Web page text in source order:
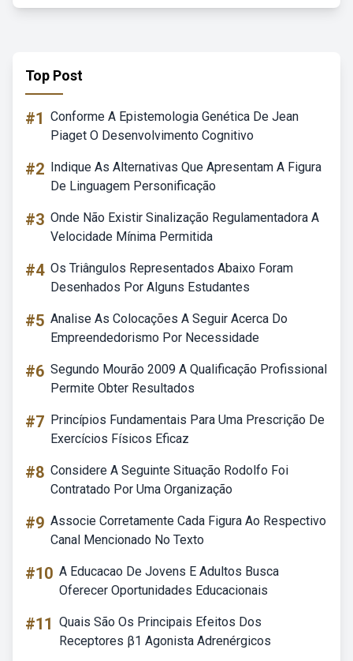
Top Post
#1 Conforme A Epistemologia Genética De Jean
Piaget O Desenvolvimento Cognitivo
#2 Indique As Alternativas Que Apresentam A Figura
De Linguagem Personificação
#3 Onde Não Existir Sinalização Regulamentadora A
Velocidade Mínima Permitida
#4 Os Triângulos Representados Abaixo Foram
Desenhados Por Alguns Estudantes
#5 Analise As Colocações A Seguir Acerca Do
Empreendedorismo Por Necessidade
#6 Segundo Mourão 2009 A Qualificação Profissional
Permite Obter Resultados
#7 Princípios Fundamentais Para Uma Prescrição De
Exercícios Físicos Eficaz
#8 Considere A Seguinte Situação Rodolfo Foi
Contratado Por Uma Organização
#9 Associe Corretamente Cada Figura Ao Respectivo
Canal Mencionado No Texto
#10 A Educacao De Jovens E Adultos Busca
Oferecer Oportunidades Educacionais
#11 Quais São Os Principais Efeitos Dos
Receptores β1 Agonista Adrenérgicos